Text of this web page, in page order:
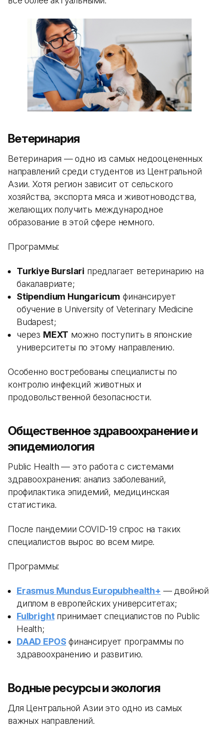
Ветеринария
Ветеринария — одно из самых недооцененных
направлений среди студентов из Центральной
Азии. Хотя регион зависит от сельского
хозяйства, экспорта мяса и животноводства,
желающих получить международное
образование в этой сфере немного.
Программы:
Turkiye Burslari предлагает ветеринарию на
бакалавриате;
Stipendium Hungaricum финансирует
обучение в University of Veterinary Medicine
Budapest;
через MEXT можно поступить в японские
университеты по этому направлению.
Особенно востребованы специалисты по
контролю инфекций животных и
продовольственной безопасности.
Общественное здравоохранение и
эпидемиология
Public Health — это работа с системами
здравоохранения: анализ заболеваний,
профилактика эпидемий, медицинская
статистика.
После пандемии COVID-19 спрос на таких
специалистов вырос во всем мире.
Программы:
Erasmus Mundus Europubhealth+ — двойной
диплом в европейских университетах;
Fulbrightпринимает специалистов по Public
Health;
DAAD EPOS финансирует программы по
здравоохранению и развитию.
Водные ресурсы и экология
Для Центральной Азии это одно из самых
важных направлений.